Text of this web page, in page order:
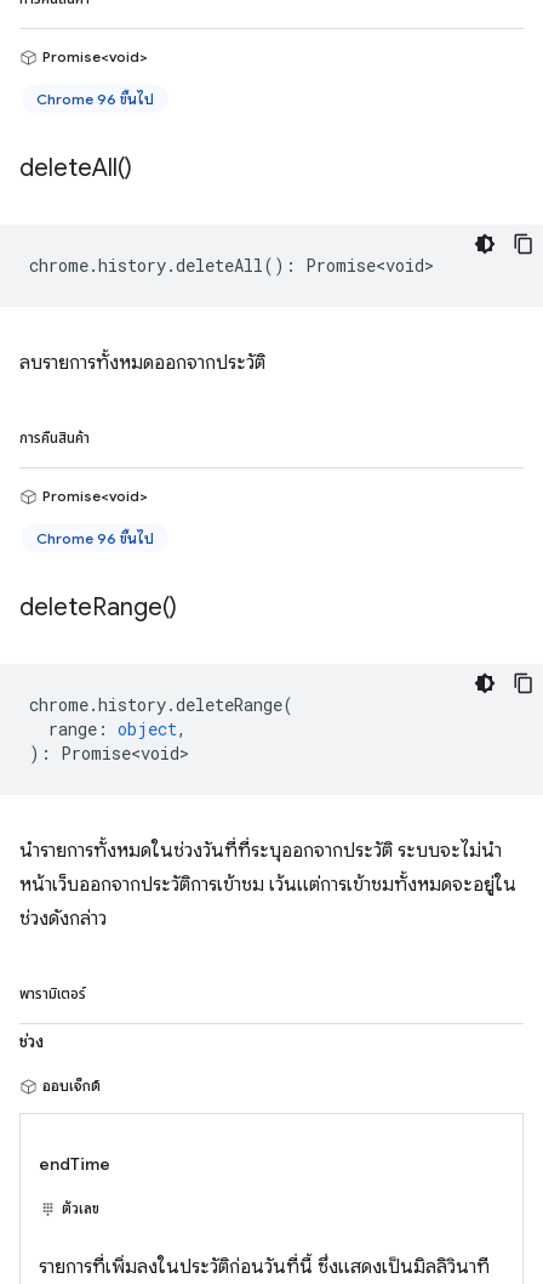
Promise<void>
Chrome 96 ขึ้นไป
deleteAll()
chrome.history.deleteAll() : Promise<void>
ลบรายการทั้งหมดออกจากประวัติ
การคืนสินค้า
Promise<void>
Chrome 96 ขึ้นไป
deleteRange()
chrome.history.deleteRange(
range : object,
) : Promise<void>
นำรายการทั้งหมดในช่วงวันที่ที่ระบุออกจากประวัติ ระบบจะไม่นำ
หน้าเว็บออกจากประวัติการเข้าชม เว้นแต่การเข้าชมทั้งหมดจะอยู่ใน
ช่วงดังกล่าว
พารามิเตอร์
ช่วง
ออบเจ็กต์
endTime
ตัวเลข
รายการที่เพิ่มลงในประวัติก่อนวันที่นี้ ซึ่งแสดงเป็นมิลลิวินาที